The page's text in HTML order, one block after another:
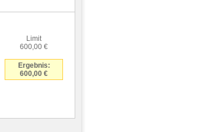
Limit
600,00 €
Ergebnis:
600,00 €